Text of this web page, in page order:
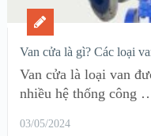
Van cửa là gì? Các loại
Van cửa là loại van
nhiều hệ thống công
03/05/2024